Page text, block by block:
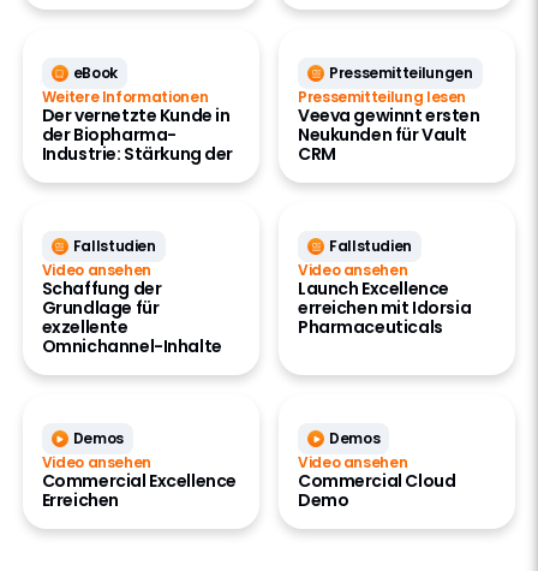
eBook
Weitere Informationen
Der vernetzte Kunde in
der Biopharma-
Industrie: Stärkung der
Pressemitteilungen
Pressemitteilung lesen
Veeva gewinnt ersten
Neukunden für Vault
CRM
Fallstudien
Video ansehen
Schaffung der
Grundlage für
exzellente
Omnichannel-Inhalte
Fallstudien
Video ansehen
Launch Excellence
erreichen mit Idorsia
Pharmaceuticals
Demos
Video ansehen
Commercial Excellence
Erreichen
Demos
Video ansehen
Commercial Cloud
Demo